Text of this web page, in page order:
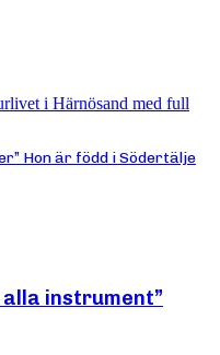
Hon är född i Södertälje
instrument”